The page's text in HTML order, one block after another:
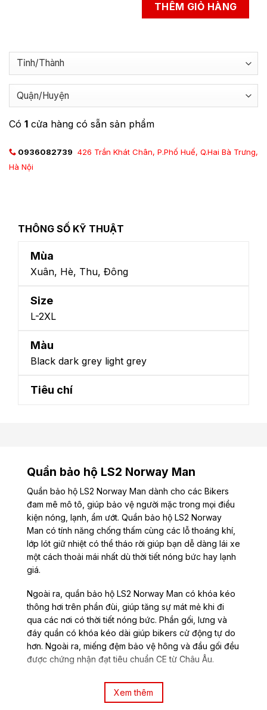
THÊM GIỎ HÀNG
Có 1 cửa hàng có sẵn sản phẩm
0936082739 426 Trần Khát Chân, P.Phố Huế, Q.Hai Bà Trưng,
Hà Nội
THÔNG SỐ KỸ THUẬT
Mùa
Xuân, Hè, Thu, Đông
Size
L-2XL
Màu
Black dark grey light grey
Tiêu chí
Quần bảo hộ LS2 Norway Man
Quần bảo hộ LS2 Norway Man dành cho các Bikers
đam mê mô tô, giúp bảo vệ người mặc trong mọi điều
kiện nóng, lạnh, ẩm ướt. Quần bảo hộ LS2 Norway
Man có tính năng chống thấm cùng các lỗ thoáng khí,
lớp lót giữ nhiệt có thể tháo rời giúp bạn dễ dàng lái xe
một cách thoải mái nhất dù thời tiết nóng bức hay lạnh
giá.
Ngoài ra, quần bảo hộ LS2 Norway Man có khóa kéo
thông hơi trên phần đùi, giúp tăng sự mát mẻ khi đi
qua các nơi có thời tiết nóng bức. Phần gối, lưng và
đáy quần có khóa kéo dài giúp bikers cử động tự do
hơn. Ngoài ra, miếng đệm bảo vệ hông và đầu gối đều
được chứng nhận đạt tiêu chuẩn CE từ Châu Âu.
Thông tin chi tiết sản phẩm Quần Bảo
Hộ LS2 Norway Man:
Xem thêm